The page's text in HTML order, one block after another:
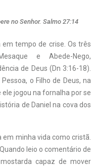
no Senhor. Salmo 27:14
tempo de crise. Os três
e Abede-Nego,
de Deus (Dn 3:16-18).
o Filho de Deus, na
jogou na fornalha por se
de Daniel na cova dos
minha vida como cristã.
leio o comentário de
capaz de mover